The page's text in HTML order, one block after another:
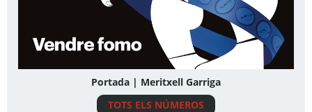
Portada | Meritxell Garriga
TOTS ELS NÚMEROS